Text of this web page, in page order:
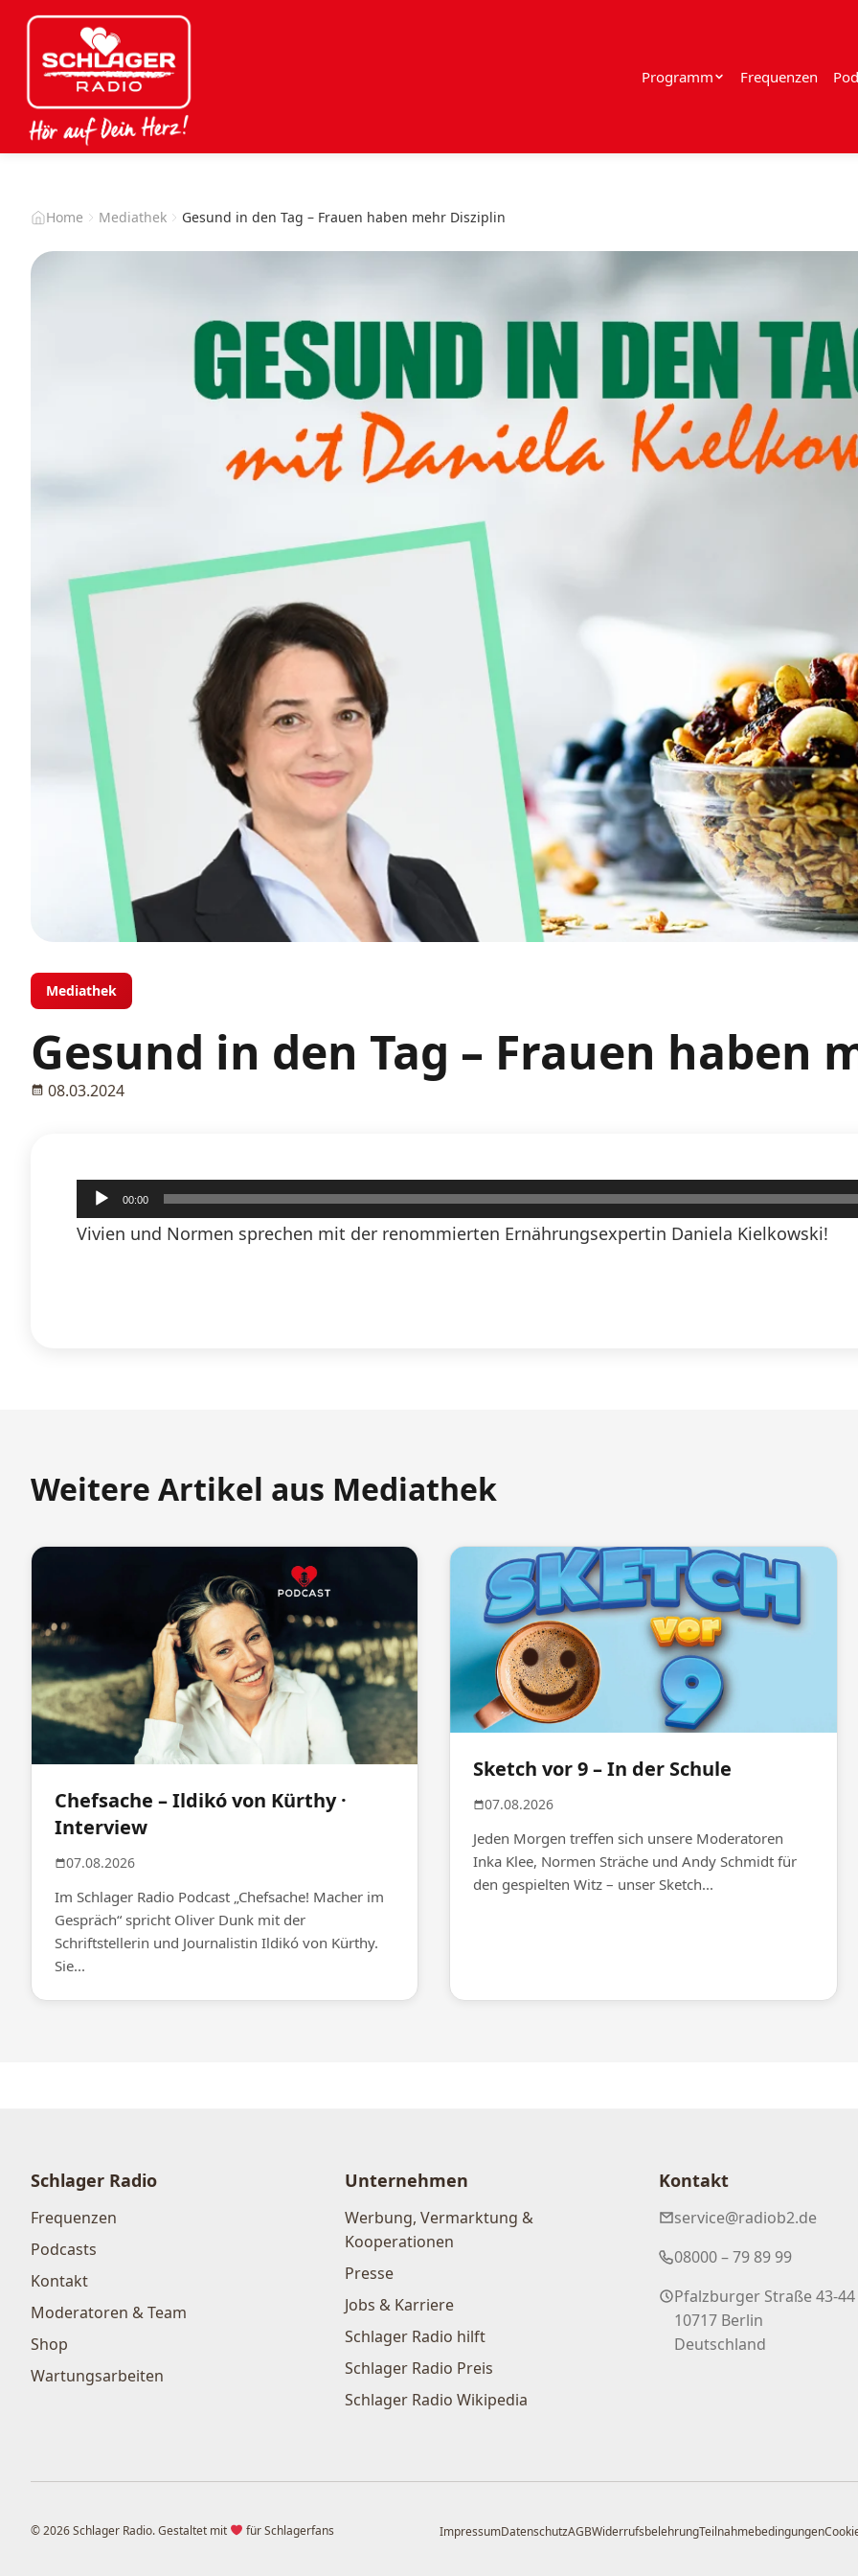
Programm Frequenzen
Home Mediathek Gesund in den Tag – Frauen haben mehr Disziplin
Mediathek
Gesund in den Tag – Frauen haben
08.03.2024
Audio-
Player
00:00
Vivien und Normen sprechen mit der renommierten Ernährungsexpertin Daniela Kielkowski!
Weitere Artikel aus Mediathek
Chefsache – Ildikó von Kürthy ·
Interview
07.08.2026
Im Schlager Radio Podcast „Chefsache! Macher im
Gespräch“ spricht Oliver Dunk mit der
Schriftstellerin und Journalistin Ildikó von Kürthy.
Sie...
Sketch vor 9 – In der Schule
07.08.2026
Jeden Morgen treffen sich unsere Moderatoren
Inka Klee, Normen Sträche und Andy Schmidt für
den gespielten Witz – unser Sketch...
Schlager Radio
Frequenzen
Podcasts
Kontakt
Moderatoren & Team
Shop
Wartungsarbeiten
Unternehmen
Werbung, Vermarktung &
Kooperationen
Presse
Jobs & Karriere
Schlager Radio hilft
Schlager Radio Preis
Schlager Radio Wikipedia
Kontakt
service@radiob2.de
08000 – 79 89 99
Pfalzburger Straße 43-44
10717 Berlin
Deutschland
© 2026 Schlager Radio. Gestaltet mit für Schlagerfans ImpressumDatenschutzAGBWiderrufsbelehrungTeilnahmebedingungen